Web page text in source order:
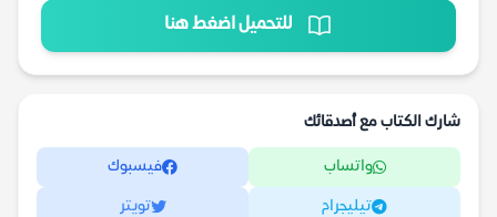
للتحميل اضغط هنا
شارك الكتاب مع أصدقائك
واتساب فيسبوك
تيليجرام تويتر